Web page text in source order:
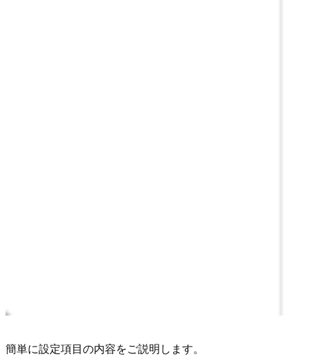
簡単に設定項目の内容をご説明します。